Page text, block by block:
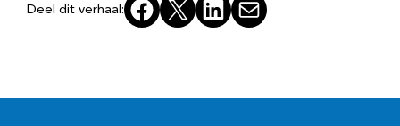
Deel dit verhaal: Facebook
X LinkedInE-mail